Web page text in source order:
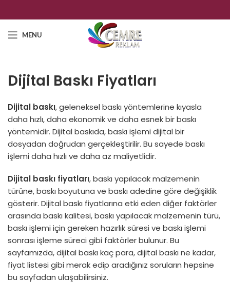
MENU
Dijital Baskı Fiyatları
Dijital baskı, geleneksel baskı yöntemlerine kıyasla
daha hızlı, daha ekonomik ve daha esnek bir baskı
yöntemidir. Dijital baskıda, baskı işlemi dijital bir
dosyadan doğrudan gerçekleştirilir. Bu sayede baskı
işlemi daha hızlı ve daha az maliyetlidir.
Dijital baskı fiyatları, baskı yapılacak malzemenin
türüne, baskı boyutuna ve baskı adedine göre değişiklik
gösterir. Dijital baskı fiyatlarına etki eden diğer faktörler
arasında baskı kalitesi, baskı yapılacak malzemenin türü,
baskı işlemi için gereken hazırlık süresi ve baskı işlemi
sonrası işleme süreci gibi faktörler bulunur. Bu
sayfamızda, dijital baskı kaç para, dijital baskı ne kadar,
fiyat listesi gibi merak edip aradığınız soruların hepsine
bu sayfadan ulaşabilirsiniz.